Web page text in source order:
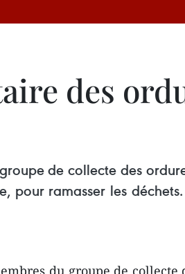
des
de collecte des
pour ramasser les
du groupe de collecte